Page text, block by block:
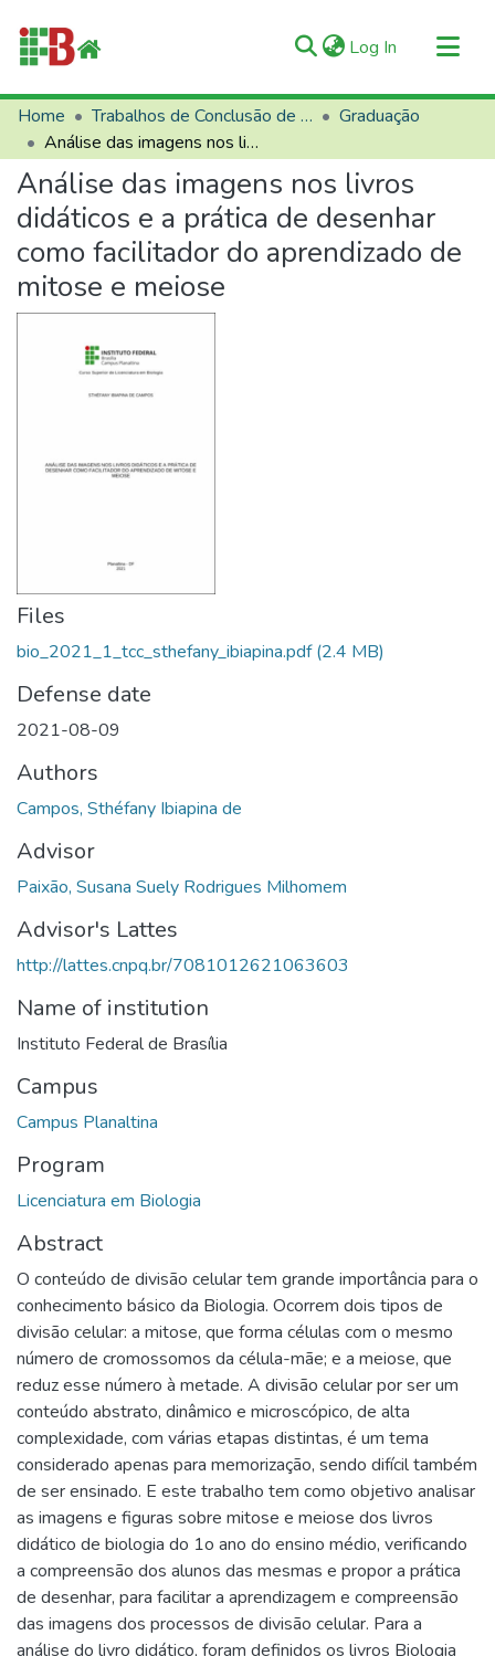
Log In (current)
Communities & Collections
All of RIIFB
Manuals and Terms
Statistics
About RIIFB
Help
Home Trabalhos de Conclusão de Curso (TCCs)
Graduação
Análise das imagens nos livros didáticos e a prática de desenhar como facilitador do aprendizado de mitose e meiose
Análise das imagens nos livros
didáticos e a prática de desenhar
como facilitador do aprendizado de
mitose e meiose
Files
bio_2021_1_tcc_sthefany_ibiapina.pdf(2.4 MB)
Defense date
2021-08-09
Authors
Campos, Sthéfany Ibiapina de
Advisor
Paixão, Susana Suely Rodrigues Milhomem
Advisor's Lattes
http://lattes.cnpq.br/7081012621063603
Name of institution
Instituto Federal de Brasília
Campus
Campus Planaltina
Program
Licenciatura em Biologia
Abstract
O conteúdo de divisão celular tem grande importância para o
conhecimento básico da Biologia. Ocorrem dois tipos de
divisão celular: a mitose, que forma células com o mesmo
número de cromossomos da célula-mãe; e a meiose, que
reduz esse número à metade. A divisão celular por ser um
conteúdo abstrato, dinâmico e microscópico, de alta
complexidade, com várias etapas distintas, é um tema
considerado apenas para memorização, sendo difícil também
de ser ensinado. E este trabalho tem como objetivo analisar
as imagens e figuras sobre mitose e meiose dos livros
didático de biologia do 1o ano do ensino médio, verificando
a compreensão dos alunos das mesmas e propor a prática
de desenhar, para facilitar a aprendizagem e compreensão
das imagens dos processos de divisão celular. Para a
análise do livro didático, foram definidos os livros Biologia